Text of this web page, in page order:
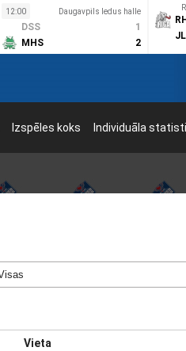
12:00 Daugavpils ledus halle
DSS
1
MHS
2
Izspēles koks Individuāla
Vieta